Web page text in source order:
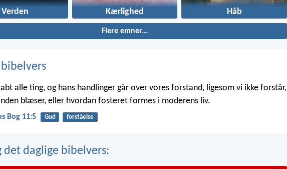
Verden Kærlighed Håb
Flere emner...
bibelvers
alle ting, og hans handlinger går over vores forstand, ligesom vi ikke forstår,
blæser, eller hvordan fosteret formes i moderens liv.
Bog 11:5 Gud forståelse
det daglige bibelvers: